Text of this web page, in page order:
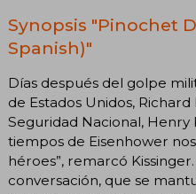
Synopsis "Pinochet
Spanish)"
Días después del golpe
de Estados Unidos, Richard
Seguridad Nacional, Henry
tiempos de Eisenhower
héroes”, remarcó
conversación, que se